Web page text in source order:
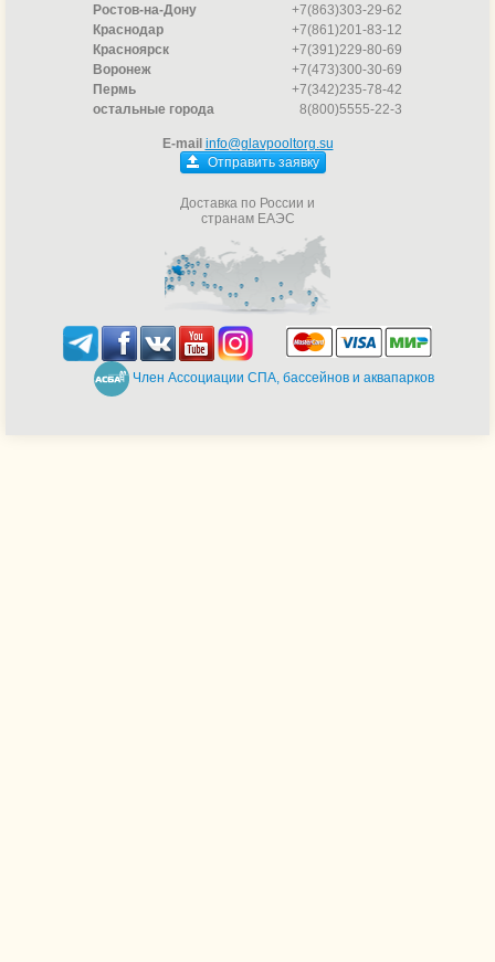
Ростов-на-Дону
+7(863)303-29-62
Краснодар
+7(861)201-83-12
Красноярск
+7(391)229-80-69
Воронеж
+7(473)300-30-69
Пермь
+7(342)235-78-42
остальные города
8(800)5555-22-3
E-mail info@glavpooltorg.su
Отправить заявку
Доставка по России и
странам ЕАЭС
Член Ассоциации СПА, бассейнов и аквапарков